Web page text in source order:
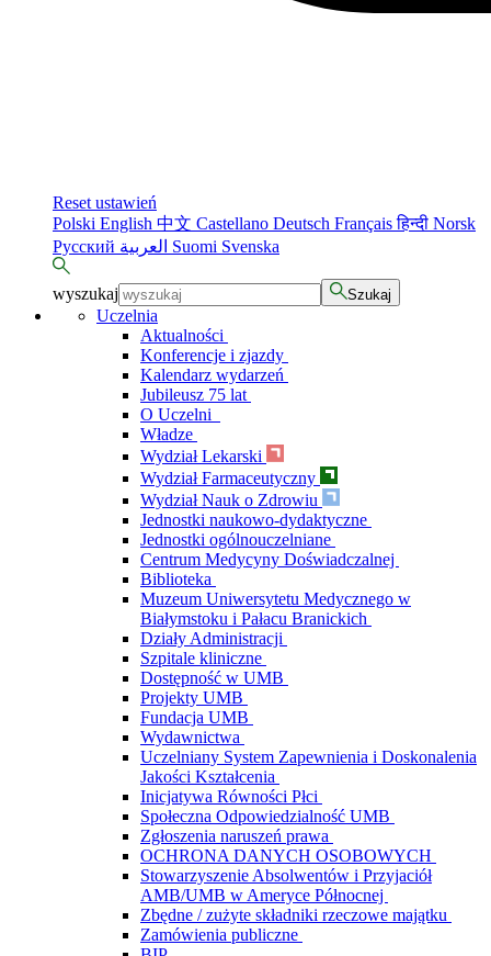
Reset ustawień
Polski English 中文 Castellano Deutsch Françaisहिन्दी Norsk
Русский
Suomi Svenska
wyszukaj Szukaj
Uczelnia
Aktualności
Konferencje i zjazdy
Kalendarz wydarzeń
Jubileusz 75 lat
O Uczelni
Władze
Wydział Lekarski
Wydział Farmaceutyczny
Wydział Nauk o Zdrowiu
Jednostki naukowo-dydaktyczne
Jednostki ogólnouczelniane
Centrum Medycyny Doświadczalnej
Biblioteka
Muzeum Uniwersytetu Medycznego w
Białymstoku i Pałacu Branickich
Działy Administracji
Szpitale kliniczne
Dostępność w UMB
Projekty UMB
Fundacja UMB
Wydawnictwa
Uczelniany System Zapewnienia i Doskonalenia
Jakości Kształcenia
Inicjatywa Równości Płci
Społeczna Odpowiedzialność UMB
Zgłoszenia naruszeń prawa
OCHRONA DANYCH OSOBOWYCH
Stowarzyszenie Absolwentów i Przyjaciół
AMB/UMB w Ameryce Północnej
Zbędne / zużyte składniki rzeczowe majątku
Zamówienia publiczne